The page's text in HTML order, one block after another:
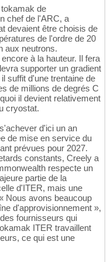
de
chef de l'ARC, a
devaient être choisis de
de l'ordre de 20
aux neutrons.
à la hauteur. Il fera
supporter un gradient
suffit d'une trentaine de
de millions de degrés C
il devient relativement
cryostat.
d'ici un an
de mise en service du
prévues pour 2027.
constants, Creely a
respecte un
partie de la
d'ITER, mais une
Nous avons beaucoup
d'approvisionnement »,
fournisseurs qui
ITER travaillent
ce qui est une